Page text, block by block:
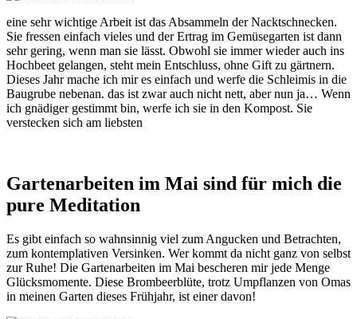
eine sehr wichtige Arbeit ist das Absammeln der Nacktschnecken.
Sie fressen einfach vieles und der Ertrag im Gemüsegarten ist dann
sehr gering, wenn man sie lässt. Obwohl sie immer wieder auch ins
Hochbeet gelangen, steht mein Entschluss, ohne Gift zu gärtnern.
Dieses Jahr mache ich mir es einfach und werfe die Schleimis in die
Baugrube nebenan. das ist zwar auch nicht nett, aber nun ja… Wenn
ich gnädiger gestimmt bin, werfe ich sie in den Kompost. Sie
verstecken sich am liebsten
Gartenarbeiten im Mai sind für mich die
pure Meditation
Es gibt einfach so wahnsinnig viel zum Angucken und Betrachten,
zum kontemplativen Versinken. Wer kommt da nicht ganz von selbst
zur Ruhe! Die Gartenarbeiten im Mai bescheren mir jede Menge
Glücksmomente. Diese Brombeerblüte, trotz Umpflanzen von Omas
in meinen Garten dieses Frühjahr, ist einer davon!